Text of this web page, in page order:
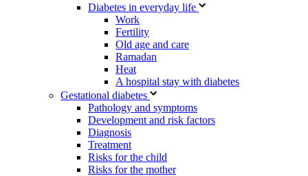
Diabetes in everyday life
Work
Fertility
Old age and care
Ramadan
Heat
A hospital stay with diabetes
Gestational diabetes
Pathology and symptoms
Development and risk factors
Diagnosis
Treatment
Risks for the child
Risks for the mother